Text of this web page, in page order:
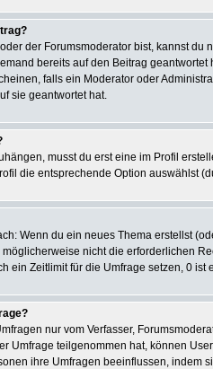
der Forumsmoderator bist, kannst
bereits auf den Beitrag
falls ein Moderator oder
sie geantwortet hat.
musst du erst eine im Profil
die entsprechende Option auswählst
Wenn du ein neues Thema erstellst
nicht die erforderlichen
ein Zeitlimit für die Umfrage setzen, 0
nur vom Verfasser,
Umfrage teilgenommen hat, können
ihre Umfragen beeinflussen, indem